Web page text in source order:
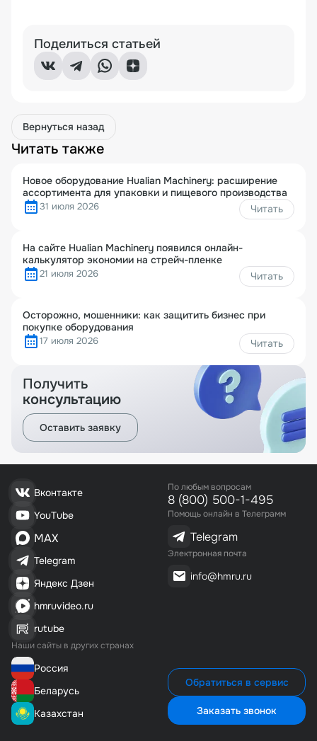
Поделиться статьей
Вернуться назад
Читать также
Новое оборудование Hualian Machinery: расширение
ассортимента для упаковки и пищевого производства
31 июля 2026 Читать
На сайте Hualian Machinery появился онлайн-
калькулятор экономии на стрейч-пленке
21 июля 2026 Читать
Осторожно, мошенники: как защитить бизнес при
покупке оборудования
17 июля 2026 Читать
Получить
консультацию
Оставить заявку
Вконтакте
YouTube
MAX
Telegram
Яндекс Дзен
hmruvideo.ru
rutube
Наши сайты в других странах
Россия
Беларусь
Казахстан
По любым вопросам
8 (800) 500-1-495
Помощь онлайн в Телеграмм
Telegram
Электронная почта
info@hmru.ru
Обратиться в сервис
Заказать звонок